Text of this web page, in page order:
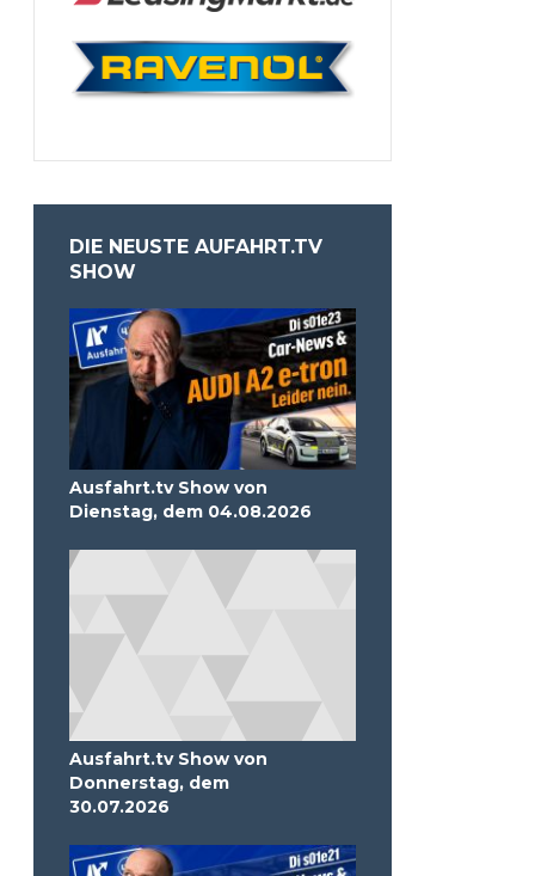
DIE NEUSTE AUFAHRT.TV
SHOW
Ausfahrt.tv Show von
Dienstag, dem 04.08.2026
Ausfahrt.tv Show von
Donnerstag, dem
30.07.2026